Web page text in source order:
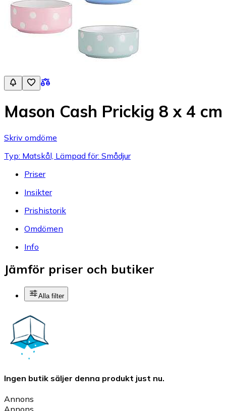
Mason Cash Prickig 8 x 4
Skriv omdöme
Typ: Matskål, Lämpad för: Smådjur
Priser
Insikter
Prishistorik
Omdömen
Info
Jämför priser och butiker
Alla filter
Ingen butik säljer denna produkt just nu.
Annons
Annons